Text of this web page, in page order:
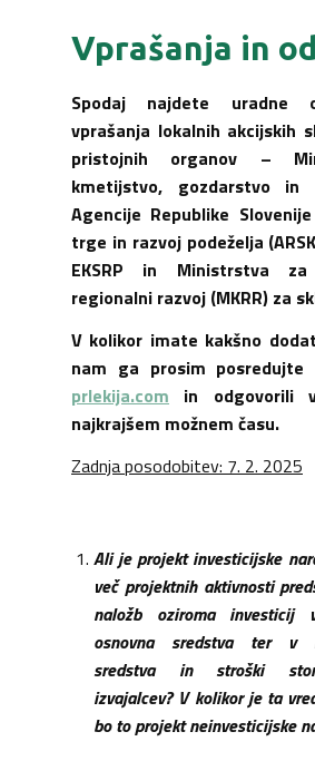
Vprašanja in
Spodaj najdete uradne
vprašanja lokalnih akcijskih
pristojnih organov –
kmetijstvo, gozdarstvo in
Agencije Republike
trge in razvoj podeželja
EKSRP in Ministrstva
regionalni razvoj (MKRR) za
V kolikor imate kakšno
nam ga prosim posredujte
prlekija.com in odgovorili
najkrajšem možnem času.
Zadnja posodobitev: 7. 2. 2025
Ali je projekt investicijske
več projektnih aktivnosti
naložb oziroma investicij
osnovna sredstva ter v
sredstva in stroški
izvajalcev? V kolikor je ta
bo to projekt neinvesticijske